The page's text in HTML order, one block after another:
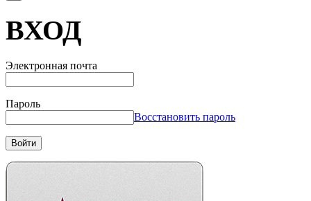
ВХОД
Электронная почта
Пароль
Восстановить пароль
Войти